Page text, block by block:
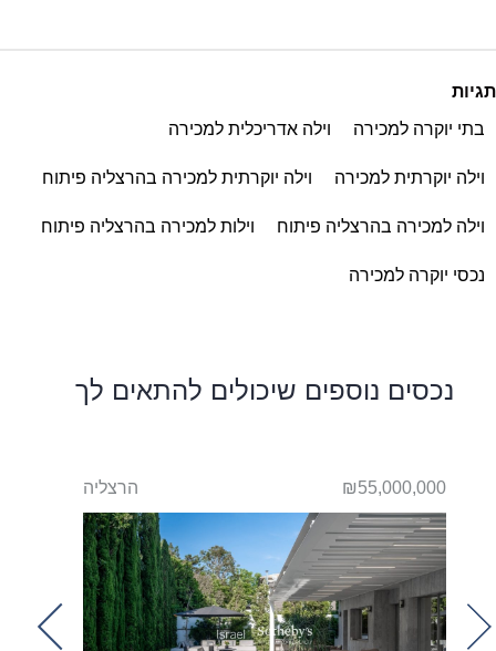
תגיות
בתי יוקרה למכירה
וילה אדריכלית למכירה
וילה יוקרתית למכירה וילה יוקרתית למכירה בהרצליה פיתוח
וילה למכירה בהרצליה פיתוח וילות למכירה בהרצליה פיתוח
נכסי יוקרה למכירה
נכסים נוספים שיכולים להתאים לך
₪55,000,000 הרצליה